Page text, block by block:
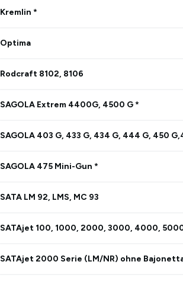
Kremlin *
Optima
Rodcraft 8102, 8106
SAGOLA Extrem 4400G, 4500 G *
SAGOLA 403 G, 433 G, 434 G, 444 G, 450
SAGOLA 475 Mini-Gun *
SATA LM 92, LMS, MC 93
SATAjet 100, 1000, 2000, 3000, 4000,
SATAjet 2000 Serie (LM/NR) ohne